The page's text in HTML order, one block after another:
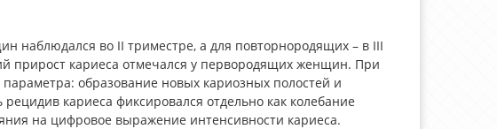
наблюдался во II триместре, а для повторнородящих – в III
кариеса отмечался у первородящих женщин. При
образование новых кариозных полостей и
кариеса фиксировался отдельно как колебание
на цифровое выражение интенсивности кариеса.